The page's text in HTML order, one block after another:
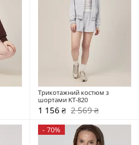
Трикотажний костюм з
шортами KT-820
1 156 ₴ 2 569 ₴
- 70%